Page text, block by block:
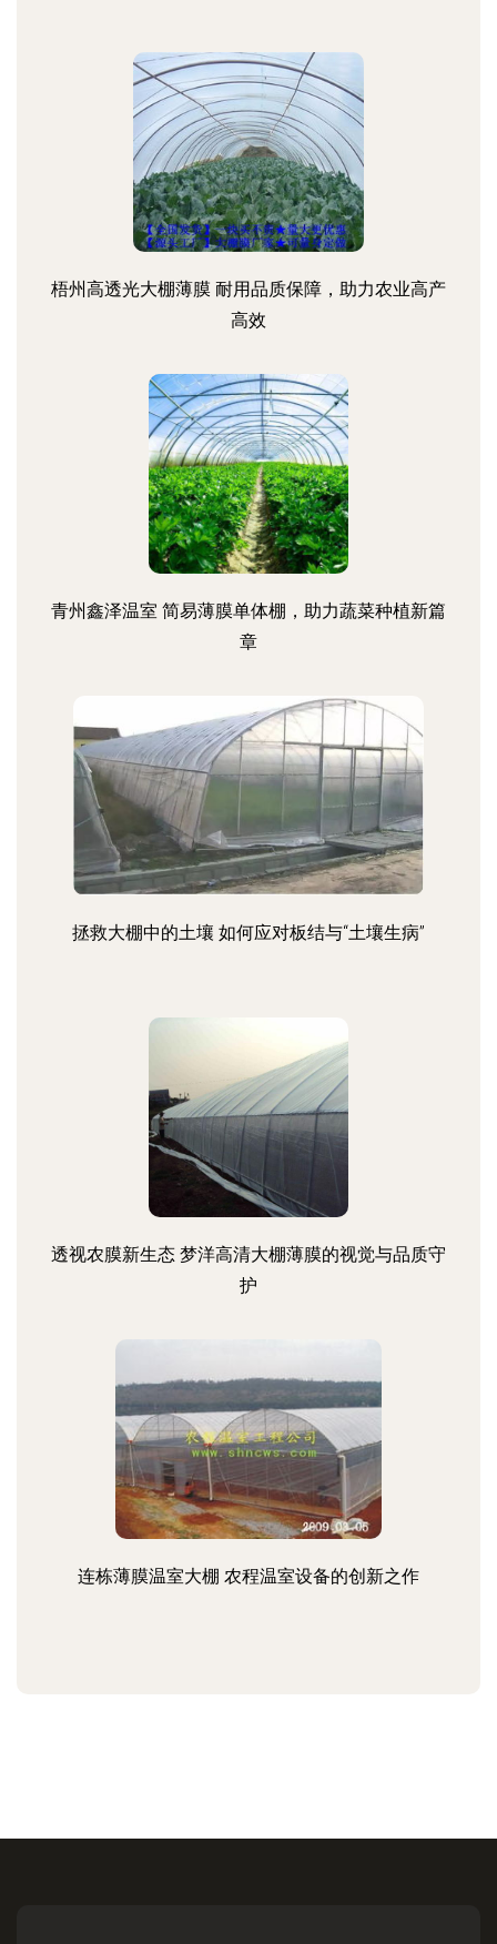
梧州高透光大棚薄膜 耐用品质保障，助力农业高产
高效
青州鑫泽温室 简易薄膜单体棚，助力蔬菜种植新篇
章
拯救大棚中的土壤 如何应对板结与“土壤生病”
透视农膜新生态 梦洋高清大棚薄膜的视觉与品质守
护
连栋薄膜温室大棚 农程温室设备的创新之作